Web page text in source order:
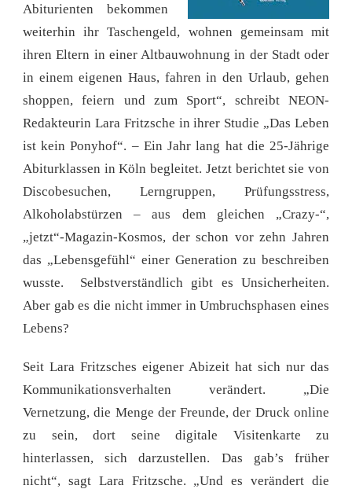
Abiturienten bekommen
weiterhin ihr Taschengeld, wohnen gemeinsam mit
ihren Eltern in einer Altbauwohnung in der Stadt oder
in einem eigenen Haus, fahren in den Urlaub, gehen
shoppen, feiern und zum Sport“, schreibt NEON-
Redakteurin Lara Fritzsche in ihrer Studie „Das Leben
ist kein Ponyhof“. – Ein Jahr lang hat die 25-Jährige
Abiturklassen in Köln begleitet. Jetzt berichtet sie von
Discobesuchen, Lerngruppen, Prüfungsstress,
Alkoholabstürzen – aus dem gleichen „Crazy-“,
„jetzt“-Magazin-Kosmos, der schon vor zehn Jahren
das „Lebensgefühl“ einer Generation zu beschreiben
wusste. Selbstverständlich gibt es Unsicherheiten.
Aber gab es die nicht immer in Umbruchsphasen eines
Lebens?
Seit Lara Fritzsches eigener Abizeit hat sich nur das
Kommunikationsverhalten verändert. „Die
Vernetzung, die Menge der Freunde, der Druck online
zu sein, dort seine digitale Visitenkarte zu
hinterlassen, sich darzustellen. Das gab’s früher
nicht“, sagt Lara Fritzsche. „Und es verändert die